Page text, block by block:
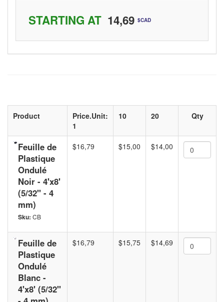
STARTING AT 14,69 $CAD
Product
Price.Unit:
1
10 20 Qty
Feuille de
Plastique
Ondulé
Noir - 4'x8'
(5/32" - 4
mm)
Sku: CB
$16,79 $15,00 $14,00
Feuille de
Plastique
Ondulé
Blanc -
4'x8' (5/32"
$16,79 $15,75 $14,69